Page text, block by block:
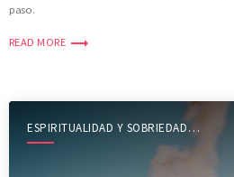
paso.
READ MORE trending_flat
ESPIRITUALIDAD Y SOBRIEDAD
SHOW